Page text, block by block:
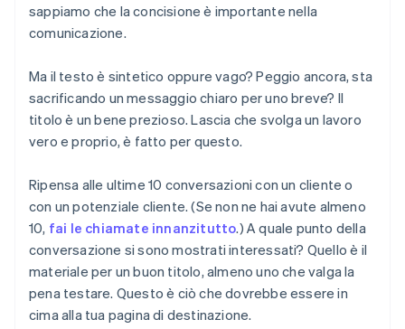
sappiamo che la concisione è importante nella
comunicazione.
Ma il testo è sintetico oppure vago? Peggio ancora, sta
sacrificando un messaggio chiaro per uno breve? Il
titolo è un bene prezioso. Lascia che svolga un lavoro
vero e proprio, è fatto per questo.
Ripensa alle ultime 10 conversazioni con un cliente o
con un potenziale cliente. (Se non ne hai avute almeno
10, fai le chiamate innanzitutto.) A quale punto della
conversazione si sono mostrati interessati? Quello è il
materiale per un buon titolo, almeno uno che valga la
pena testare. Questo è ciò che dovrebbe essere in
cima alla tua pagina di destinazione.